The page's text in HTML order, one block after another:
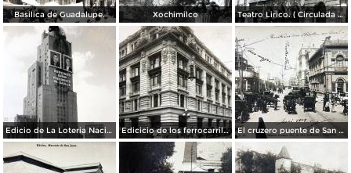
Basilica de Guadalupe. Xochimilco Teatro Lirico. ( Circulada el 1 de Agosto de 1926 ).
Edicio de La Loteria Nacional Ciudad de México Abril de 1964 Edicicio de los ferrocarriles. El cruzero puente de San Francisco y Guardiola por el fotografo Felix Miret.